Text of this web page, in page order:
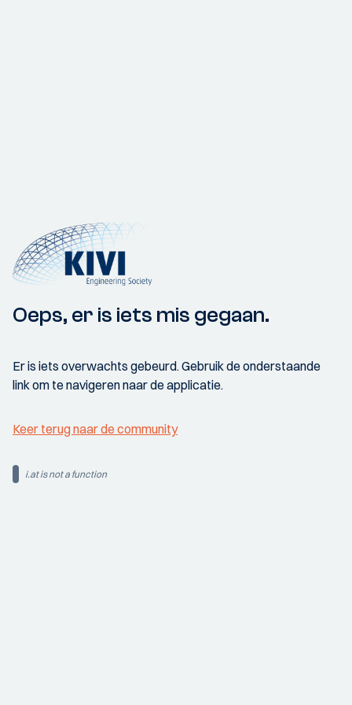
Oeps, er is iets mis gegaan.
Er is iets overwachts gebeurd. Gebruik de onderstaande
link om te navigeren naar de applicatie.
Keer terug naar de community
i.at is not a function